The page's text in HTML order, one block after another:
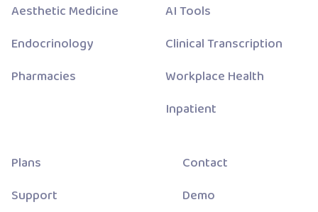
Aesthetic Medicine
Endocrinology
Pharmacies
AI Tools
Clinical Transcription
Workplace Health
Inpatient
Plans
Support
Contact
Demo